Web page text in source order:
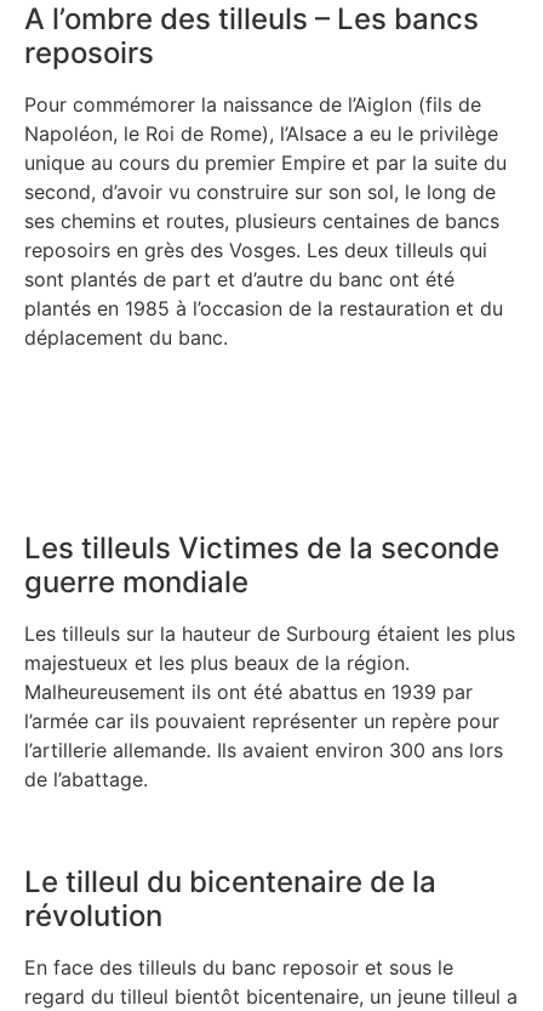
A l’ombre des tilleuls – Les bancs
reposoirs
Pour commémorer la naissance de l’Aiglon (fils de
Napoléon, le Roi de Rome), l’Alsace a eu le privilège
unique au cours du premier Empire et par la suite du
second, d’avoir vu construire sur son sol, le long de
ses chemins et routes, plusieurs centaines de bancs
reposoirs en grès des Vosges. Les deux tilleuls qui
sont plantés de part et d’autre du banc ont été
plantés en 1985 à l’occasion de la restauration et du
déplacement du banc.
Les tilleuls Victimes de la seconde
guerre mondiale
Les tilleuls sur la hauteur de Surbourg étaient les plus
majestueux et les plus beaux de la région.
Malheureusement ils ont été abattus en 1939 par
l’armée car ils pouvaient représenter un repère pour
l’artillerie allemande. Ils avaient environ 300 ans lors
de l’abattage.
Le tilleul du bicentenaire de la
révolution
En face des tilleuls du banc reposoir et sous le
regard du tilleul bientôt bicentenaire, un jeune tilleul a